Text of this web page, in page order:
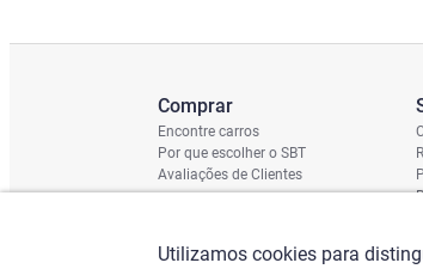
Comprar
Encontre carros
Por que escolher o SBT
Avaliações de Clientes
Utilizamos cookies para